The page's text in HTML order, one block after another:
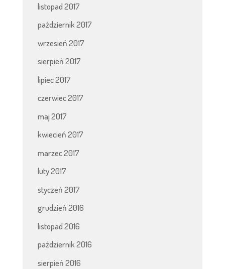
listopad 2017
październik 2017
wrzesień 2017
sierpień 2017
lipiec 2017
czerwiec 2017
maj 2017
kwiecień 2017
marzec 2017
luty 2017
styczeń 2017
grudzień 2016
listopad 2016
październik 2016
sierpień 2016